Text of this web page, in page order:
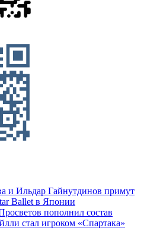
и Ильдар Гайнутдинов примут
Ballet в Японии
пополнил состав
стал игроком «Спартака»